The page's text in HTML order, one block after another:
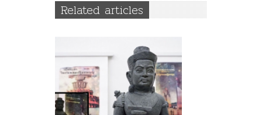
Related articles